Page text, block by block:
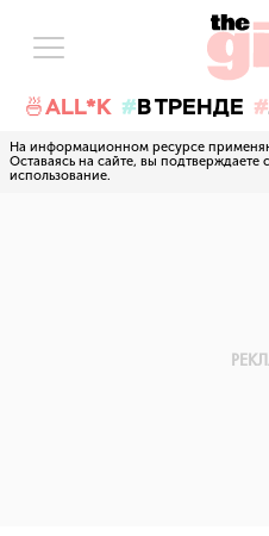
🍜ALL*K В ТРЕНДЕ
На информационном ресурсе
Оставаясь на сайте, вы подтверждаете
использование.